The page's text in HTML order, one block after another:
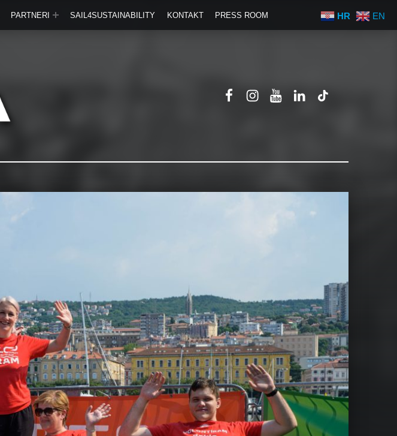
PARTNERI SAIL4SUSTAINABILITY KONTAKT PRESS ROOM HR EN